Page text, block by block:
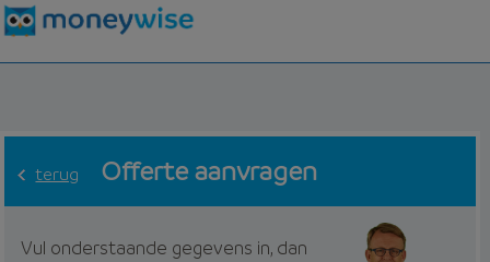
terug Offerte aanvragen
Vul onderstaande gegevens in, dan